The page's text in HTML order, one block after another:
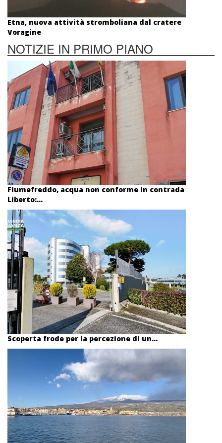
Etna, nuova attività stromboliana dal cratere
Voragine
NOTIZIE IN PRIMO PIANO
Fiumefreddo, acqua non conforme in contrada
Liberto:...
Scoperta frode per la percezione di un...